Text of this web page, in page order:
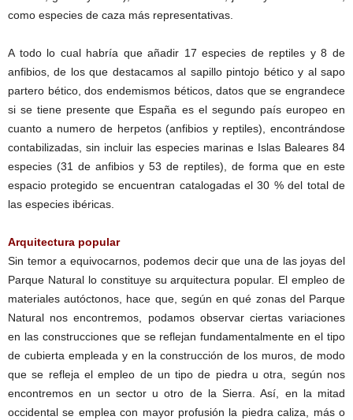
como especies de caza más representativas.
A todo lo cual habría que añadir 17 especies de reptiles y 8 de
anfibios, de los que destacamos al sapillo pintojo bético y al sapo
partero bético, dos endemismos béticos, datos que se engrandece
si se tiene presente que España es el segundo país europeo en
cuanto a numero de herpetos (anfibios y reptiles), encontrándose
contabilizadas, sin incluir las especies marinas e Islas Baleares 84
especies (31 de anfibios y 53 de reptiles), de forma que en este
espacio protegido se encuentran catalogadas el 30 % del total de
las especies ibéricas.
Arquitectura popular
Sin temor a equivocarnos, podemos decir que una de las joyas del
Parque Natural lo constituye su arquitectura popular. El empleo de
materiales autóctonos, hace que, según en qué zonas del Parque
Natural nos encontremos, podamos observar ciertas variaciones
en las construcciones que se reflejan fundamentalmente en el tipo
de cubierta empleada y en la construcción de los muros, de modo
que se refleja el empleo de un tipo de piedra u otra, según nos
encontremos en un sector u otro de la Sierra. Así, en la mitad
occidental se emplea con mayor profusión la piedra caliza, más o